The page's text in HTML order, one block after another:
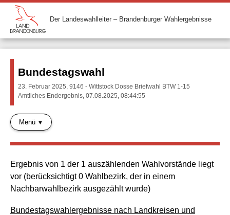
Der Landeswahlleiter – Brandenburger Wahlergebnisse
Bundestagswahl
23. Februar 2025, 9146 - Wittstock Dosse Briefwahl BTW 1-15
Amtliches Endergebnis, 07.08.2025, 08:44:55
Menü
Ergebnis von 1 der 1 auszählenden Wahlvorstände liegt
vor (berücksichtigt 0 Wahlbezirk, der in einem
Nachbarwahlbezirk ausgezählt wurde)
Bundestagswahlergebnisse nach Landkreisen und